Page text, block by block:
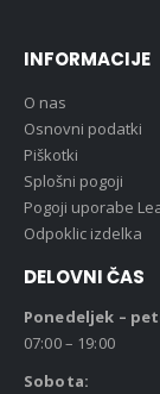
INFORMACIJE
O nas
Osnovni podatki
Piškotki
Splošni pogoji
Pogoji uporabe
Odpoklic izdelka
DELOVNI ČAS
Ponedeljek –
07:00 – 19:00
Sobota: